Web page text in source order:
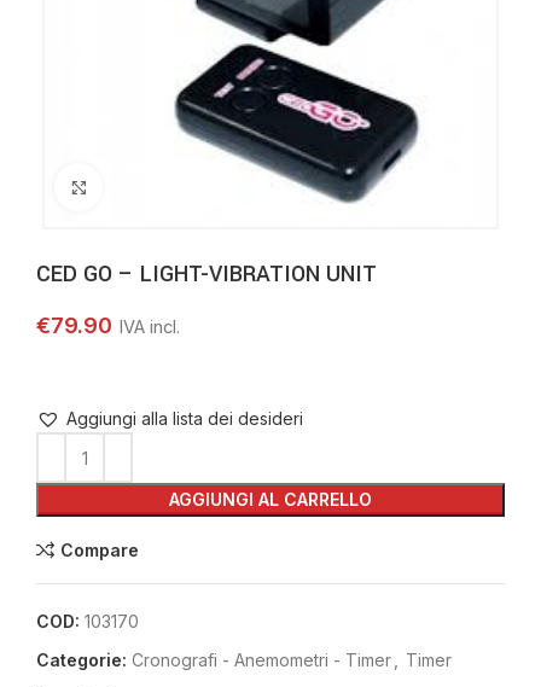
CED GO – LIGHT-VIBRATION UNIT
€79.90
AGGIUNGI AL CARRELLO
Aggiungi alla lista dei desideri
Compare
COD: 103170
Categorie: Cronografi - Anemometri - Timer
Timer